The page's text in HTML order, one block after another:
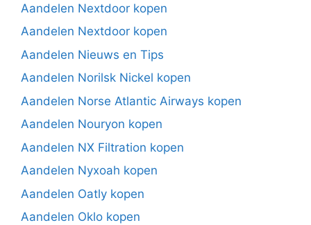
Aandelen Nextdoor kopen
Aandelen Nextdoor kopen
Aandelen Nieuws en Tips
Aandelen Norilsk Nickel kopen
Aandelen Norse Atlantic Airways kopen
Aandelen Nouryon kopen
Aandelen NX Filtration kopen
Aandelen Nyxoah kopen
Aandelen Oatly kopen
Aandelen Oklo kopen